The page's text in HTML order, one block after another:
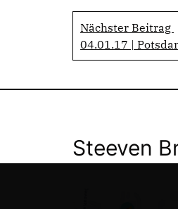
Nächster Beitrag
04.01.17 |
Steeven